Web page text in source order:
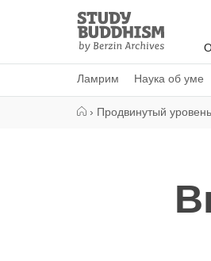
Study
Buddhism
Home
Ламрим Наука об уме
› Продвинутый уровень